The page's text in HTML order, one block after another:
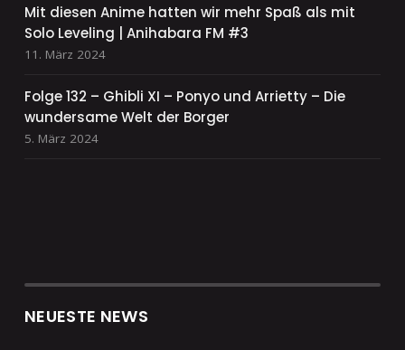
Mit diesen Anime hatten wir mehr Spaß als mit
Solo Leveling | Anihabara FM #3
11. März 2024
Folge 132 – Ghibli XI – Ponyo und Arrietty – Die
wundersame Welt der Borger
5. März 2024
NEUESTE NEWS